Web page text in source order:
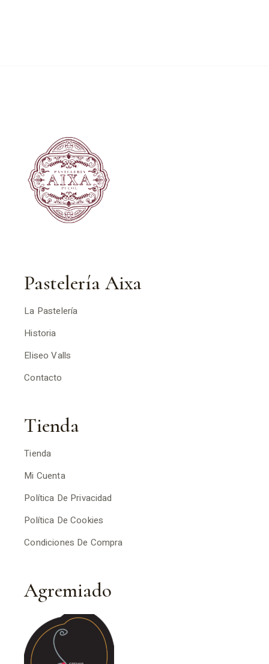
Pastelería Aixa
La Pastelería
Historia
Eliseo Valls
Contacto
Tienda
Tienda
Mi Cuenta
Política De Privacidad
Política De Cookies
Condiciones De Compra
Agremiado